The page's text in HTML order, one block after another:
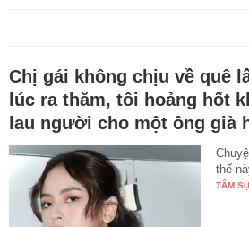
Chị gái không chịu về quê
lúc ra thăm, tôi hoảng hốt
lau người cho một ông già
thế
TÂM